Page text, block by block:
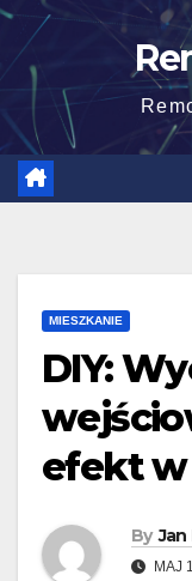
Skip
content
MIESZKANIE
DIY:
efekt w
By Jan
MAJ